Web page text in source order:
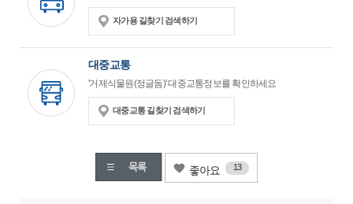
자가용 길찾기 검색하기
대중교통
'거제식물원(정글돔)' 대중교통정보를 확인하세요
대중교통 길찾기 검색하기
좋아요 13